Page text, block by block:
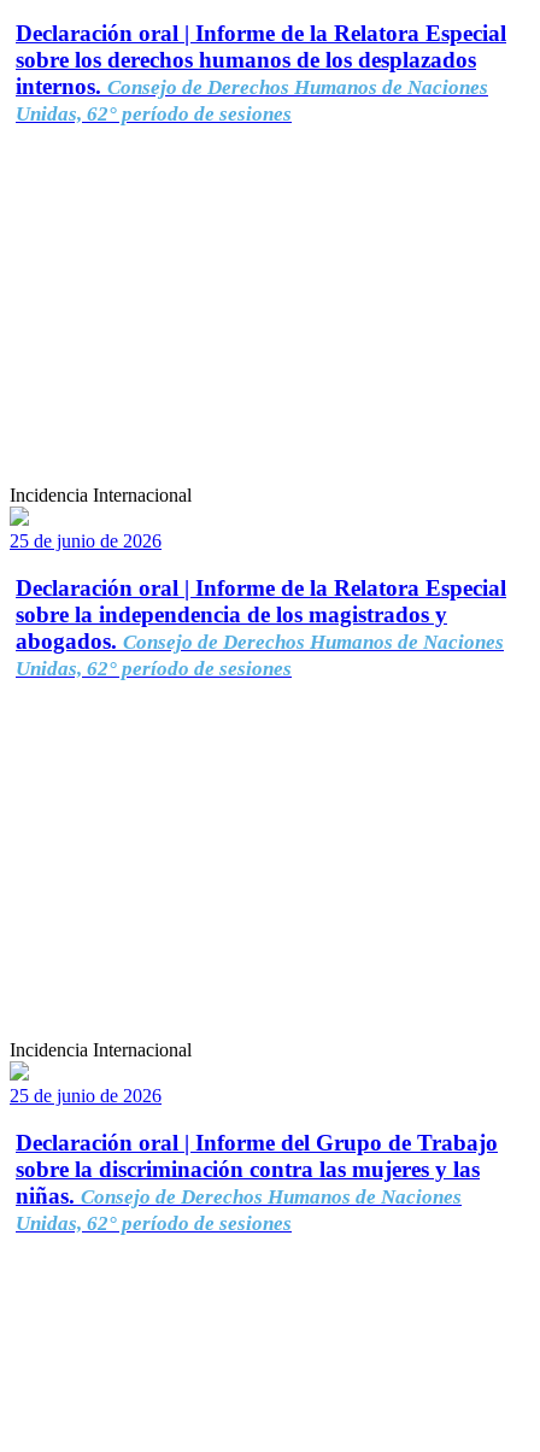
Declaración oral | Informe de la Relatora Especial
sobre los derechos humanos de los desplazados
internos. Consejo de Derechos Humanos de Naciones
Unidas, 62° período de sesiones
Incidencia Internacional
25 de junio de 2026
Declaración oral | Informe de la Relatora Especial
sobre la independencia de los magistrados y
abogados. Consejo de Derechos Humanos de Naciones
Unidas, 62° período de sesiones
Incidencia Internacional
25 de junio de 2026
Declaración oral | Informe del Grupo de Trabajo
sobre la discriminación contra las mujeres y las
niñas. Consejo de Derechos Humanos de Naciones
Unidas, 62° período de sesiones